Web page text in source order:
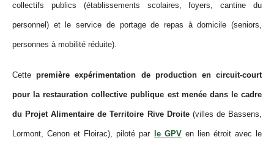
collectifs publics (établissements scolaires, foyers, cantine du
personnel) etle service de portage de repas à domicile(seniors,
personnes à mobilité réduite).
Cettepremière expérimentation de production en circuit-court
pour la restauration collective publique est menée dans le cadre
du Projet Alimentaire de Territoire Rive Droite(villes de Bassens,
Lormont, Cenon et Floirac), piloté par le GPVen lien étroit avec le